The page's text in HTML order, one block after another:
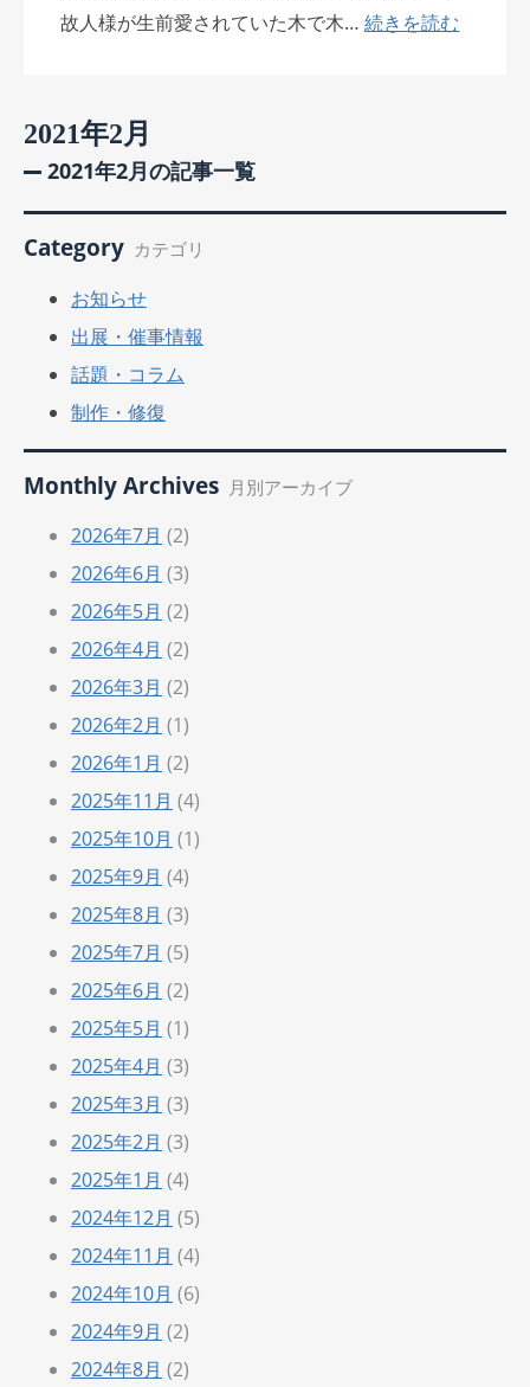
2021年2月
2021年2月の記事一覧
Category カテゴリ
お知らせ
出展・催事情報
話題・コラム
制作・修復
Monthly Archives 月別アーカイブ
2026年7月 (2)
2026年6月 (3)
2026年5月 (2)
2026年4月 (2)
2026年3月 (2)
2026年2月 (1)
2026年1月 (2)
2025年11月 (4)
2025年10月 (1)
2025年9月 (4)
2025年8月 (3)
2025年7月 (5)
2025年6月 (2)
2025年5月 (1)
2025年4月 (3)
2025年3月 (3)
2025年2月 (3)
2025年1月 (4)
2024年12月 (5)
2024年11月 (4)
2024年10月 (6)
2024年9月 (2)
2024年8月 (2)
故人様が生前愛されていた木で木…続きを読む